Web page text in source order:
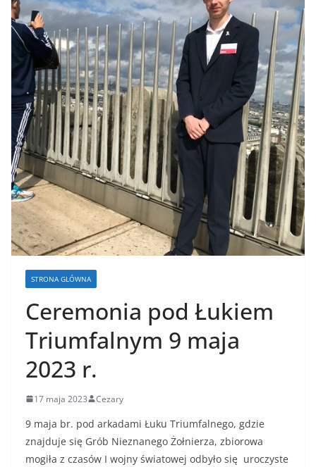
STRONA GLÓWNA
Ceremonia pod Łukiem
Triumfalnym 9 maja
2023 r.
17 maja 2023 Cezary
9 maja br. pod arkadami Łuku Triumfalnego, gdzie
znajduje się Grób Nieznanego Żołnierza, zbiorowa
mogiła z czasów I wojny światowej odbyło się uroczyste